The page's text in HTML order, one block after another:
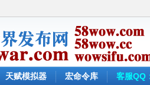
天赋模拟器 宏命令库 客服QQ